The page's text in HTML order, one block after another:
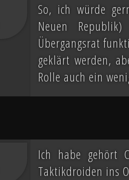
So, ich würde
Neuen
Übergangsrat
geklärt werden,
Rolle auch ein
Ich habe gehört
Taktikdroiden ins